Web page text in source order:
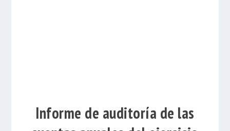
Informe de auditoría de las